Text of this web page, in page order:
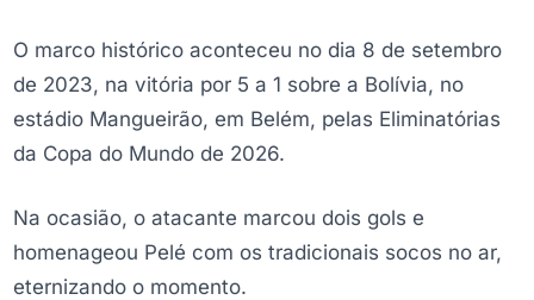
O marco histórico aconteceu no dia 8 de setembro
de 2023, na vitória por 5 a 1 sobre a Bolívia, no
estádio Mangueirão, em Belém, pelas Eliminatórias
da Copa do Mundo de 2026.
Na ocasião, o atacante marcou dois gols e
homenageou Pelé com os tradicionais socos no ar,
eternizando o momento.